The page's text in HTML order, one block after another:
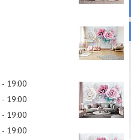
19:00
19:00
19:00
19:00